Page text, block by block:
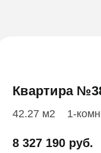
Квартира
42.27 м2 1-
8 327 190 руб.